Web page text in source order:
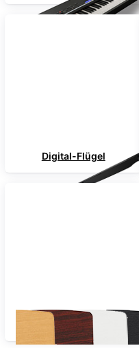
Digital-Flügel
Nach Farben sortiert